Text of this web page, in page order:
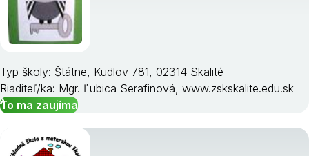
Typ školy: Štátne, Kudlov 781, 02314 Skalité
Riaditeľ/ka: Mgr. Ľubica Serafinová, www.zskskalite.edu.sk
To ma zaujíma